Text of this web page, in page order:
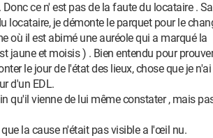
ce n' est pas de la faute du locataire .
locataire, je démonte le parquet pour le
où il est abimé une auréole qui a marqué la
jaune et moisis ) . Bien entendu pour
le jour de l'état des lieux, chose que je n'ai
d'un EDL.
qu'il vienne de lui même constater , mais
la cause n'était pas visible a l'œil nu.